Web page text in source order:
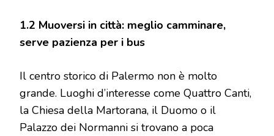
1.2 Muoversi in città: meglio camminare,
serve pazienza per i bus
Il centro storico di Palermo non è molto
grande. Luoghi d’interesse come Quattro Canti,
la Chiesa della Martorana, il Duomo o il
Palazzo dei Normanni si trovano a poca